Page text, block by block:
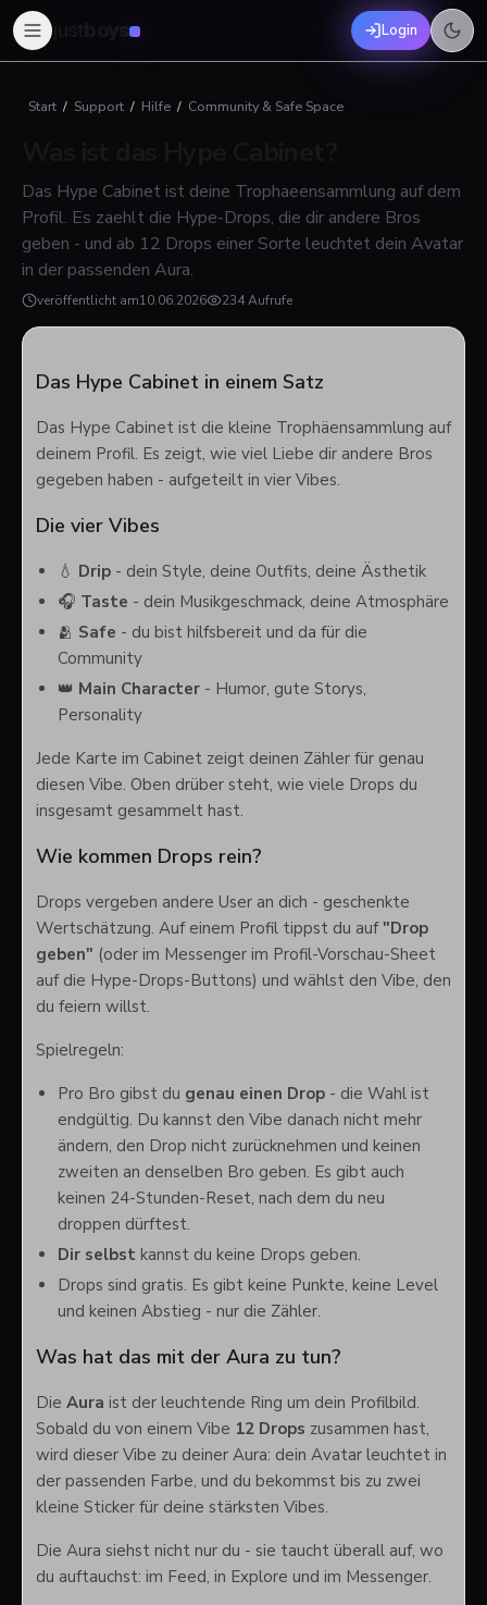
boys Login
Start / Support / Hilfe / Community & Safe Space
Das Hype Cabinet ist deine Trophaeensammlung auf dem
Profil. Es zaehlt die Hype-Drops, die dir andere Bros
geben - und ab 12 Drops einer Sorte leuchtet dein Avatar
in der passenden Aura.
veröffentlicht am10.06.2026 234 Aufrufe
Das Hype Cabinet in einem Satz
Das Hype Cabinet ist die kleine Trophäensammlung auf
deinem Profil. Es zeigt, wie viel Liebe dir andere Bros
gegeben haben - aufgeteilt in vier Vibes.
Die vier Vibes
💧 Drip - dein Style, deine Outfits, deine Ästhetik
🎧 Taste - dein Musikgeschmack, deine Atmosphäre
🫂 Safe - du bist hilfsbereit und da für die
Community
👑 Main Character - Humor, gute Storys,
Personality
Jede Karte im Cabinet zeigt deinen Zähler für genau
diesen Vibe. Oben drüber steht, wie viele Drops du
insgesamt gesammelt hast.
Wie kommen Drops rein?
Drops vergeben andere User an dich - geschenkte
Wertschätzung. Auf einem Profil tippst du auf"Drop
geben" (oder im Messenger im Profil-Vorschau-Sheet
auf die Hype-Drops-Buttons) und wählst den Vibe, den
du feiern willst.
Spielregeln:
Pro Bro gibst du genau einen Drop - die Wahl ist
endgültig. Du kannst den Vibe danach nicht mehr
ändern, den Drop nicht zurücknehmen und keinen
zweiten an denselben Bro geben. Es gibt auch
keinen 24-Stunden-Reset, nach dem du neu
droppen dürftest.
Dir selbst kannst du keine Drops geben.
Drops sind gratis. Es gibt keine Punkte, keine Level
und keinen Abstieg - nur die Zähler.
Was hat das mit der Aura zu tun?
Die Aura ist der leuchtende Ring um dein Profilbild.
Sobald du von einem Vibe 12 Drops zusammen hast,
wird dieser Vibe zu deiner Aura: dein Avatar leuchtet in
der passenden Farbe, und du bekommst bis zu zwei
kleine Sticker für deine stärksten Vibes.
Die Aura siehst nicht nur du - sie taucht überall auf, wo
du auftauchst: im Feed, in Explore und im Messenger.